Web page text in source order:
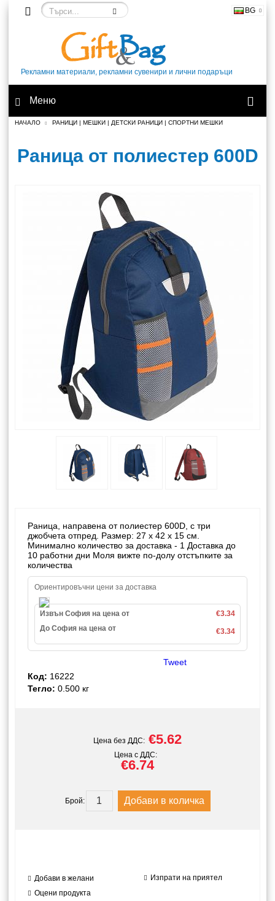
BG
Рекламни материали, рекламни сувенири и лични подаръци
Меню
НАЧАЛО РАНИЦИ | МЕШКИ | ДЕТСКИ РАНИЦИ | СПОРТНИ МЕШКИ
Раница от полиестер 600D
Раница, направена от полиестер 600D, с три
джобчета отпред. Размер: 27 x 42 x 15 см.
Минимално количество за доставка - 1 Доставка до
10 работни дни Моля вижте по-долу отстъпките за
количества
Ориентировъчни цени за доставка
Извън София на цена от
€3.34
До София на цена от
€3.34
Tweet
Код: 16222
Тегло: 0.500 кг
Цена без ДДС: €5.62
Цена с ДДС:
€6.74
Брой:
Добави в желани
Изпрати на приятел
Оцени продукта